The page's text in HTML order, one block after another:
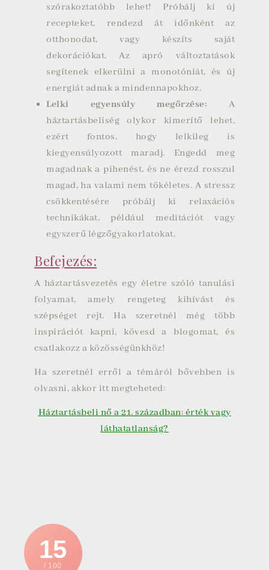
szórakoztatóbb lehet! Próbálj ki új
recepteket, rendezd át időnként az
otthonodat, vagy készíts saját
dekorációkat. Az apró változtatások
segítenek elkerülni a monotóniát, és új
energiát adnak a mindennapokhoz.
Lelki egyensúly megőrzése: A
háztartásbeliség olykor kimerítő lehet,
ezért fontos, hogy lelkileg is
kiegyensúlyozott maradj. Engedd meg
magadnak a pihenést, és ne érezd rosszul
magad, ha valami nem tökéletes. A stressz
csökkentésére próbálj ki relaxációs
technikákat, például meditációt vagy
egyszerű légzőgyakorlatokat.
Befejezés:
A háztartásvezetés egy életre szóló tanulási
folyamat, amely rengeteg kihívást és
szépséget rejt. Ha szeretnél még több
inspirációt kapni, kövesd a blogomat, és
csatlakozz a közösségünkhöz!
Ha szeretnél erről a témáról bővebben is
olvasni, akkor itt megteheted:
Háztartásbeli nő a 21. században: érték vagy
láthatatlanság?
15
/ 100